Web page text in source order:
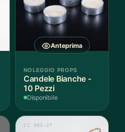
Anteprima
NOLEGGIO PROPS
Candele Bianche -
10 Pezzi
Disponibile
CC 003-27